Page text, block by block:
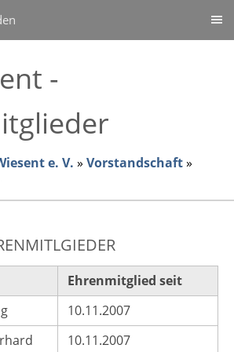
-
e. V. » Vorstandschaft»
Ehrenmitglied seit
10.11.2007
10.11.2007